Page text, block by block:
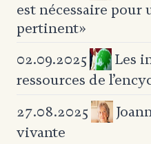
est nécessaire pour
pertinent»
02.09.2025
Les
ressources de
27.08.2025
vivante